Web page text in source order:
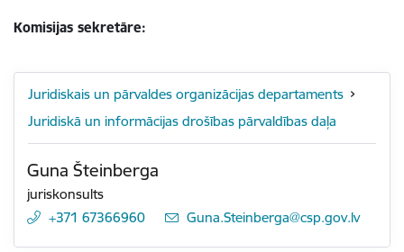
Komisijas sekretāre:
Juridiskais un pārvaldes organizācijas departaments
Juridiskā un informācijas drošības pārvaldības daļa
Guna Šteinberga
juriskonsults
+371 67366960
E-pasts:
Guna.Steinberga@csp.gov.lv